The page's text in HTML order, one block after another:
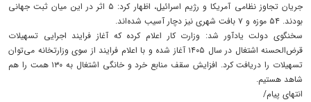
جریان تجاوز نظامی آمریکا و رژیم اسرائیل، اظهار کرد: ۵ اثر در این میان ثبت جهانی
بودند. ۵۴ موزه و ۷ بافت شهری نیز دچار آسیب شده‌اند.
سخنگوی دولت یادآور شد: وزارت کار اعلام کرده که آغاز فرایند اجرایی تسهیلات
قرض‌الحسنه اشتغال در سال ۱۴۰۵ آغاز شده و با اعلام فرایند از سوی وزارتخانه می‌توان
تسهیلات را دریافت کرد. افزایش سقف منابع خرد و خانگی اشتغال به ۱۳۰ همت را هم
شاهد هستیم.
انتهای پیام/